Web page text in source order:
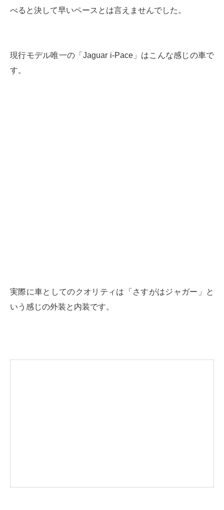
べると決して早いペースとは言えませんでした。
現行モデル唯一の「Jaguar i-Pace」はこんな感じの車で
す。
実際に車としてのクオリティは「さすがはジャガー」と
いう感じの外装と内装です。